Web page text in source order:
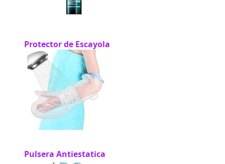
Protector de Escayola
Pulsera Antiestatica